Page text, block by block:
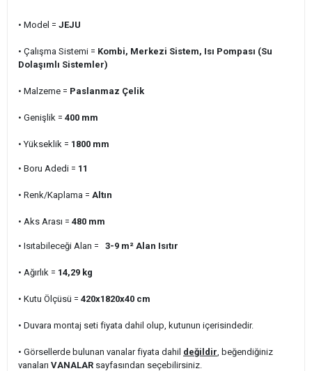
• Model = JEJU
• Çalışma Sistemi = Kombi, Merkezi Sistem, Isı Pompası (Su
Dolaşımlı Sistemler)
• Malzeme = Paslanmaz Çelik
• Genişlik = 400 mm
• Yükseklik = 1800 mm
• Boru Adedi = 11
• Renk/Kaplama = Altın
• Aks Arası = 480 mm
• Isıtabileceği Alan = 3-9 m² Alan Isıtır
• Ağırlık = 14,29 kg
• Kutu Ölçüsü = 420x1820x40 cm
• Duvara montaj seti fiyata dahil olup, kutunun içerisindedir.
• Görsellerde bulunan vanalar fiyata dahil değildir, beğendiğiniz
vanaları VANALAR sayfasından seçebilirsiniz.